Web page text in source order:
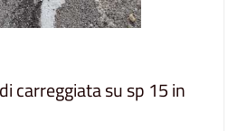
carreggiata su sp 15 in